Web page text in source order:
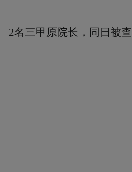
2名三甲原院长，同日被查